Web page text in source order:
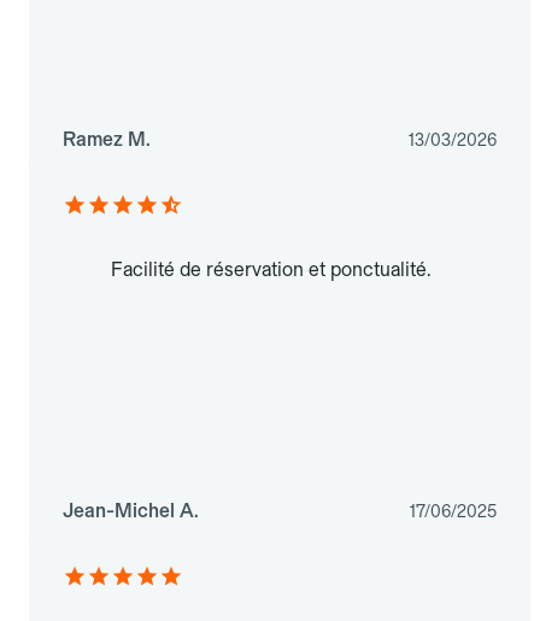
Ramez M. 13/03/2026
Facilité de réservation et ponctualité.
Jean-Michel A. 17/06/2025